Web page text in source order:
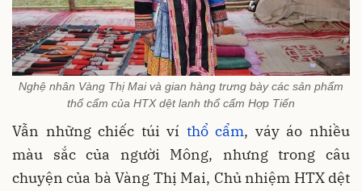
Nghệ nhân Vàng Thị Mai và gian hàng trưng bày các sản phẩm
thổ cẩm của HTX dệt lanh thổ cẩm Hợp Tiến
Vẫn những chiếc túi ví thổ cẩm, váy áo nhiều
màu sắc của người Mông, nhưng trong câu
chuyện của bà Vàng Thị Mai, Chủ nhiệm HTX dệt